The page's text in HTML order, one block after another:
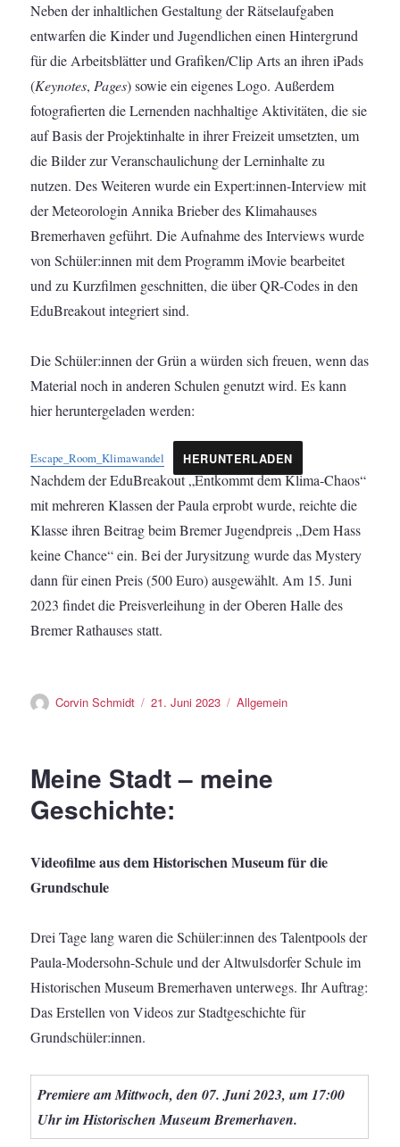
Neben der inhaltlichen Gestaltung der Rätselaufgaben
entwarfen die Kinder und Jugendlichen einen Hintergrund
für die Arbeitsblätter und Grafiken/Clip Arts an ihren iPads
(Keynotes,Pages) sowie ein eigenes Logo. Außerdem
fotografierten die Lernenden nachhaltige Aktivitäten, die sie
auf Basis der Projektinhalte in ihrer Freizeit umsetzten, um
die Bilder zur Veranschaulichung der Lerninhalte zu
nutzen. Des Weiteren wurde ein Expert:innen-Interview mit
der Meteorologin Annika Brieber des Klimahauses
Bremerhaven geführt. Die Aufnahme des Interviews wurde
von Schüler:innen mit dem Programm iMovie bearbeitet
und zu Kurzfilmen geschnitten, die über QR-Codes in den
EduBreakout integriert sind.
Die Schüler:innen der Grün a würden sich freuen, wenn das
Material noch in anderen Schulen genutzt wird. Es kann
hier heruntergeladen werden:
Escape_Room_Klimawandel HERUNTERLADEN
Nachdem der EduBreakout „Entkommt dem Klima-Chaos“
mit mehreren Klassen der Paula erprobt wurde, reichte die
Klasse ihren Beitrag beim Bremer Jugendpreis „Dem Hass
keine Chance“ ein. Bei der Jurysitzung wurde das Mystery
dann für einen Preis (500 Euro) ausgewählt. Am 15. Juni
2023 findet die Preisverleihung in der Oberen Halle des
Bremer Rathauses statt.
Autor
Corvin Schmidt
Veröffentlicht
21. Juni 2023 Kategorien
Allgemein
Meine Stadt – meine
Geschichte:
Videofilme aus dem Historischen Museum für die
Grundschule
Drei Tage lang waren die Schüler:innen des Talentpools der
Paula-Modersohn-Schule und der Altwulsdorfer Schule im
Historischen Museum Bremerhaven unterwegs. Ihr Auftrag:
Das Erstellen von Videos zur Stadtgeschichte für
Grundschüler:innen.
Premiere am Mittwoch, den 07. Juni 2023, um 17:00
Uhr im Historischen Museum Bremerhaven.